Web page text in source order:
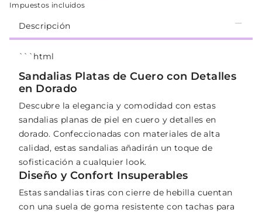
Impuestos incluidos
Descripción
```html
Sandalias Platas de Cuero con Detalles
en Dorado
Descubre la elegancia y comodidad con estas
sandalias planas de piel en cuero y detalles en
dorado. Confeccionadas con materiales de alta
calidad, estas sandalias añadirán un toque de
sofisticación a cualquier look.
Diseño y Confort Insuperables
Estas sandalias tiras con cierre de hebilla cuentan
con una suela de goma resistente con tachas para